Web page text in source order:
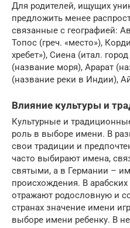
Для родителей, ищущих
предложить менее
связанные с географией:
Топос (греч. «место»),
хребет»), Сиена (итал.
(название моря), Арарат
(название реки в Индии),
Влияние культуры и
Культурные и
роль в выборе имени. В
свои традиции и
часто выбирают имена,
святыми, а в Германии –
происхождения. В
отражают родословную и
странах значение имени
выборе имени ребенку. В